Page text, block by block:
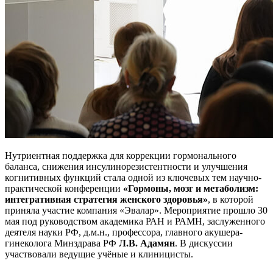
Нутриентная поддержка для коррекции гормонального
баланса, снижения инсулинорезистентности и улучшения
когнитивных функций стала одной из ключевых тем научно-
практической конференции «Гормоны, мозг и метаболизм:
интегративная стратегия женского здоровья», в которой
приняла участие компания «Эвалар». Мероприятие прошло 30
мая под руководством академика РАН и РАМН, заслуженного
деятеля науки РФ, д.м.н., профессора, главного акушера-
гинеколога Минздрава РФ Л.В. Адамян. В дискуссии
участвовали ведущие учёные и клиницисты.